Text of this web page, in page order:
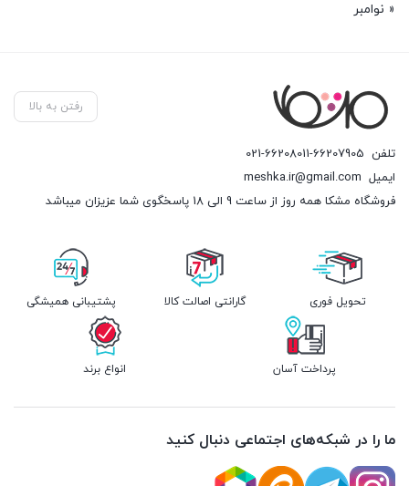
« نوامبر
رفتن به بالا
تلفن 021-66208011-66207905
ایمیل meshka.ir@gmail.com
فروشگاه مشکا همه روز از ساعت 9 الی 18 پاسخگوی شما عزیزان میباشد
تحویل فوری گارانتی اصالت کالا پشتیبانی همیشگی
پرداخت آسان انواع برند
ما را در شبکه‌های اجتماعی دنبال کنید